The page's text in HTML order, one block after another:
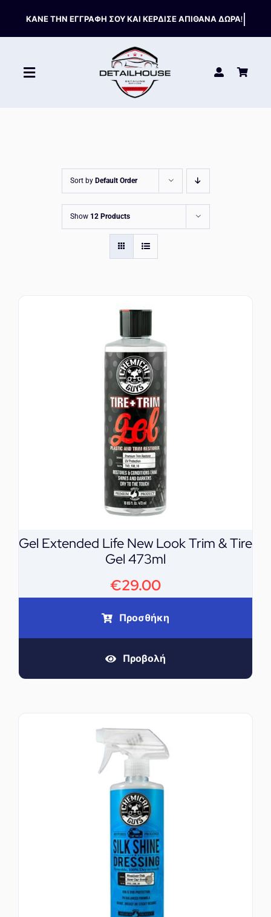
content
Toggle
ΑΞΕΣΟΥΑΡ
HOT OFFERS
Sort by Default Order
Show 12 Products
Gel Extended Life New Look Trim & Tire
Gel 473ml
€29.00
Προσθήκη
Προβολή